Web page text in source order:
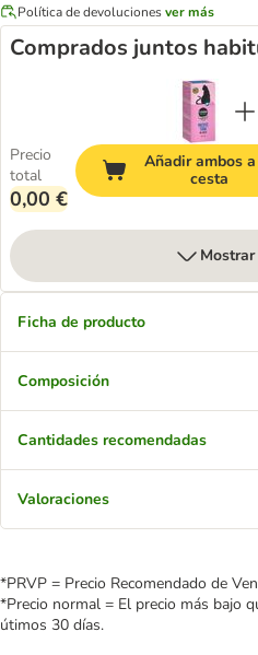
Política de devolucionesver más
Comprados juntos
Precio
total
0,00 €
Añadir ambos
cesta
Ficha de producto
Composición
Cantidades recomendadas
Valoraciones
*PRVP = Precio Recomendado de
*Precio normal = El precio más bajo
útimos 30 días.